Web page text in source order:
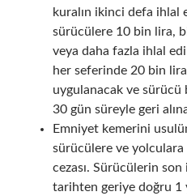
kuralın ikinci defa ihlal
sürücülere 10 bin lira,
veya daha fazla ihlal
her seferinde 20 bin
uygulanacak ve sürücü
30 gün süreyle geri
Emniyet kemerini
sürücülere ve yolculara
cezası. Sürücülerin
tarihten geriye doğru 1